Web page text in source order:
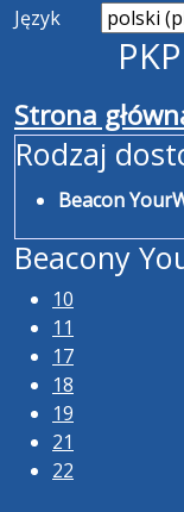
Język
Strona
Rodzaj
Beacon
Beacony
10
11
17
18
19
21
22